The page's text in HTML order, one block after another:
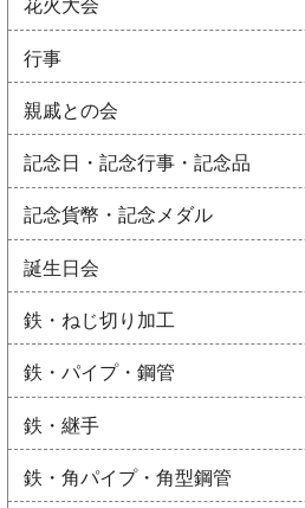
花火大会
行事
親戚との会
記念日・記念行事・記念品
記念貨幣・記念メダル
誕生日会
鉄・ねじ切り加工
鉄・パイプ・鋼管
鉄・継手
鉄・角パイプ・角型鋼管